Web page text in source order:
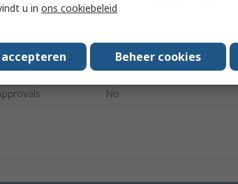
319mm
Chrome Vanadium Steel
No
u in ons cookiebeleid
Beheer cookies